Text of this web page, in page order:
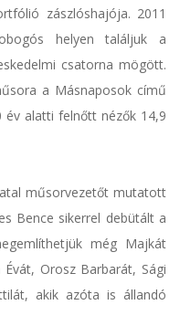
zászlóshajója. 2011
helyen találjuk a
csatorna mögött.
a Másnaposok című
év alatti felnőtt nézők 14,9
műsorvezetőt mutatott
Bence sikerrel debütált a
még Majkát
Orosz Barbarát, Sági
akik azóta is állandó